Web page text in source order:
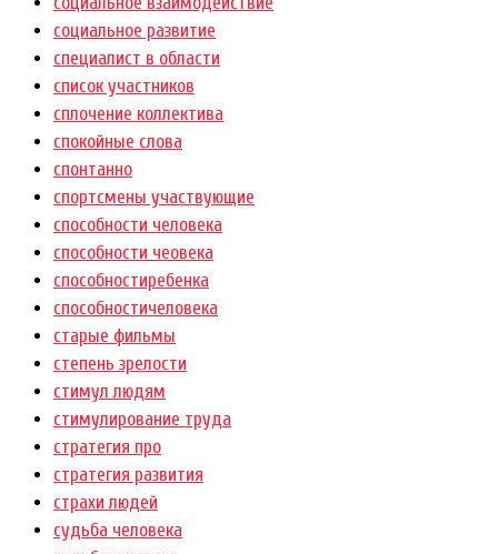
социальное развитие
специалист в области
список участников
сплочение коллектива
спокойные слова
спонтанно
спортсмены участвующие
способности человека
способности чеовека
способностиребенка
способностичеловека
старые фильмы
степень зрелости
стимул людям
стимулирование труда
стратегия про
стратегия развития
страхи людей
судьба человека